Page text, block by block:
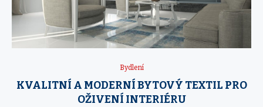
Bydlení
KVALITNÍ A MODERNÍ BYTOVÝ TEXTIL PRO
OŽIVENÍ INTERIÉRU